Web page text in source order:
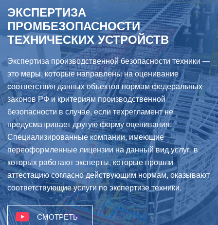
ЭКСПЕРТИЗА
ПРОМБЕЗОПАСНОСТИ
ТЕХНИЧЕСКИХ УСТРОЙСТВ
Экспертиза производственной безопасности техники —
это меры, которые направлены на оценивание
соответствия данных объектов нормам федеральных
законов РФ и критериям производственной
безопасности в случае, если техрегламент не
предусматривает другую форму оценивания.
Специализированные компании, имеющие
переоформленные лицензии на данный вид услуг, в
которых работают эксперты, которые прошли
аттестацию согласно действующим нормам, оказывают
соответствующие услуги по экспертизе техники.
СМОТРЕТЬ